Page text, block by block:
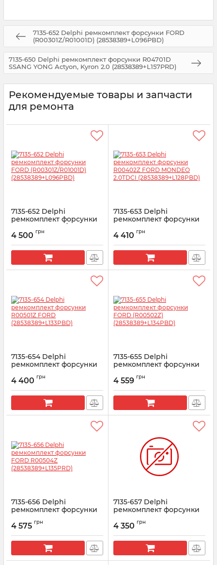
7135-652 Delphi ремкомплект форсунки FORD
(R00301Z/R01001D) (28538389+L096PBD)
7135-650 Delphi ремкомплект форсунки R04701D
SSANG YONG Actyon, Kyron 2.0 (28538389+L157PRD)
Рекомендуемые товары и запчасти
для ремонта
7135-652 Delphi
ремкомплект форсунки
FORD (R00301Z/R01001D)
(28538389+L096PBD)
Артикул: 7135-652
4 500 грн
7135-653 Delphi
ремкомплект форсунки
2.0TDCI
Артикул: 7135-653
4 410 грн
7135-654 Delphi
ремкомплект форсунки
(28538389+L133PBD)
Артикул: 7135-654
4 400 грн
7135-655 Delphi
ремкомплект форсунки
(28538389+L134PBD)
Артикул: 7135-655
4 559 грн
7135-656 Delphi
ремкомплект форсунки
(28538389+L135PRD)
Артикул: 7135-656
4 575 грн
7135-657 Delphi
ремкомплект форсунки
(28538389+L150PBD)
Артикул: 7135-657
4 350 грн